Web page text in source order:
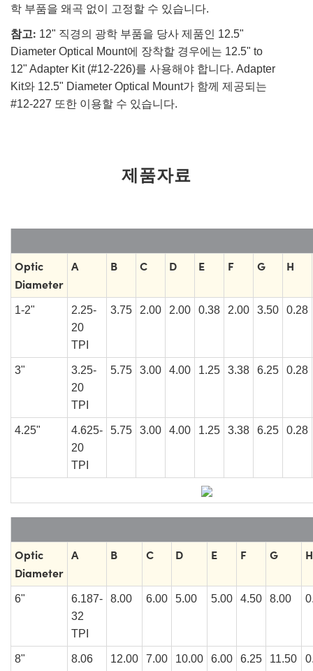
학 부품을 왜곡 없이 고정할 수 있습니다.
참고: 12" 직경의 광학 부품을 당사 제품인 12.5"
Diameter Optical Mount에 장착할 경우에는 12.5" to
12" Adapter Kit (#12-226)를 사용해야 합니다. Adapter
Kit와 12.5" Diameter Optical Mount가 함께 제공되는
#12-227 또한 이용할 수 있습니다.
제품자료
Optic
Diameter
A B C D E F G H
1-2"
2.25-
20
TPI
3.75 2.00 2.00 0.38 2.00 3.50 0.28
3"
3.25-
20
TPI
5.75 3.00 4.00 1.25 3.38 6.25 0.28
4.25"
4.625-
20
TPI
5.75 3.00 4.00 1.25 3.38 6.25 0.28
Optic
Diameter
A B C D E F G H
6"
6.187-
32
TPI
8.00 6.00 5.00 5.00 4.50 8.00
8" 8.06 12.00 7.00 10.00 6.00 6.25 11.50